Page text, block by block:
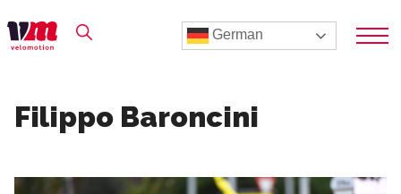
German
Filippo Baroncini